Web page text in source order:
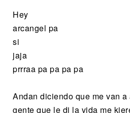
Hey
arcangel pa
si
jaja
prrraa pa pa pa pa
Andan diciendo que me van a
gente que le di la vida me